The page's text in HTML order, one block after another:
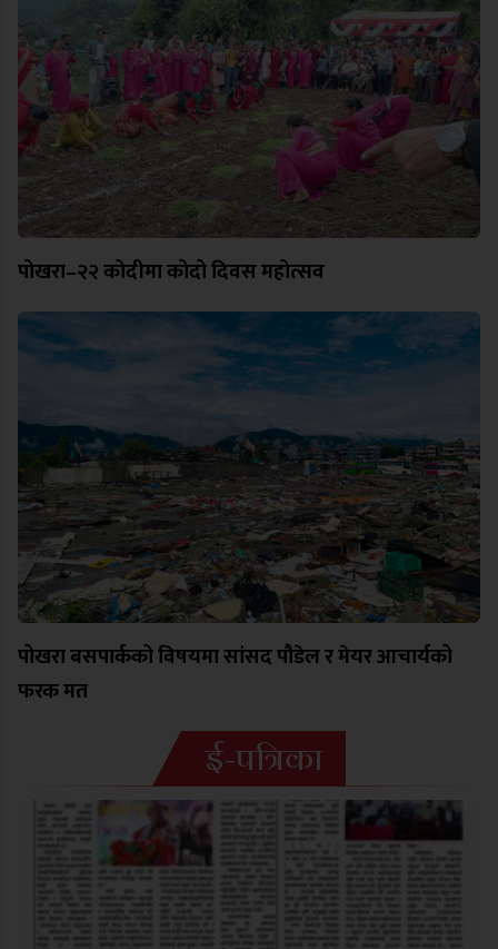
पोखरा–२२ कोदीमा कोदो दिवस महोत्सव
पोखरा बसपार्कको विषयमा सांसद पौडेल र मेयर आचार्यको
फरक मत
ई-पत्रिका